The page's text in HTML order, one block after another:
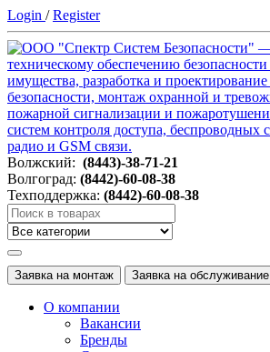
Login /Register
Волжский: (8443)-38-71-21
Волгоград: (8442)-60-08-38
Техподдержка: (8442)-60-08-38
Заявка на монтаж Заявка на обслуживание
О компании
Вакансии
Бренды